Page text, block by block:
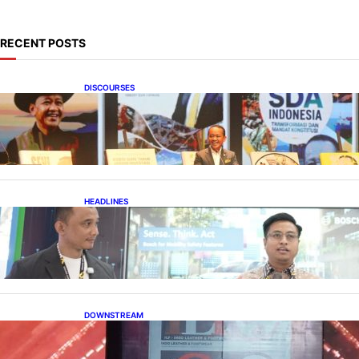
RECENT POSTS
DISCOURSES
Bahlil Luncurkan 10 Buku Rekam Jejak
Kepemimpinan dan Kebijakan
HEADLINES
Teknologi Keselamatan, Penentu Baru
Persaingan Industri Otomotif
DOWNSTREAM
Terbuka, Peluang Usaha bagi IKM Alas Kaki
Lokal